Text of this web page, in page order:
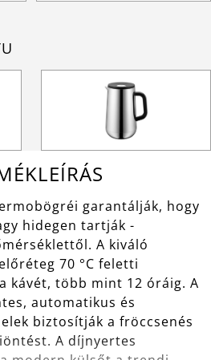
garantálják, hogy
hidegen tartják -
A kiváló
70 °C feletti
kávét, több mint 12 óráig. A
automatikus és
biztosítják a fröccsenés
A díjnyertes